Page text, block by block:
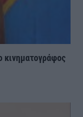
κινηματογράφος